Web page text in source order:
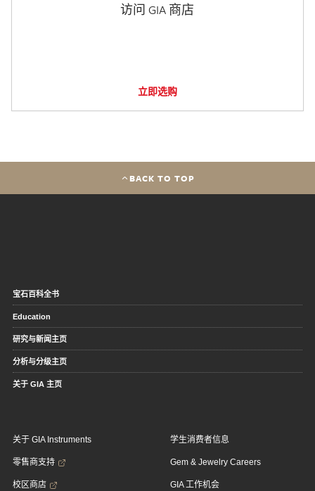
访问 GIA 商店
立即选购
BACK TO TOP
宝石百科全书
Education
研究与新闻主页
分析与分级主页
关于 GIA 主页
关于 GIA Instruments
零售商支持
校区商店
学生消费者信息
Gem & Jewelry Careers
GIA 工作机会